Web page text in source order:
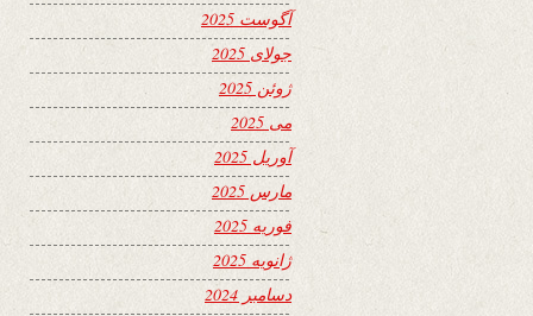
آگوست 2025
جولای 2025
ژوئن 2025
می 2025
آوریل 2025
مارس 2025
فوریه 2025
ژانویه 2025
دسامبر 2024